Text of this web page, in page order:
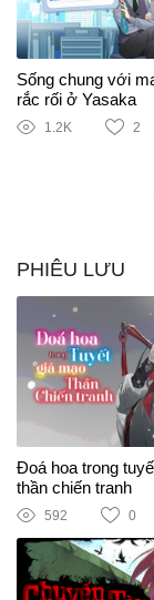
Sống chung với
rắc rối ở Yasaka
1.2K 2
PHIÊU LƯU
Đoá hoa trong
thần chiến tranh
592 0